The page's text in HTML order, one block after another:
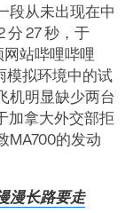
段从未出现在中
分 27 秒，于
网站哔哩哔哩
模拟环境中的试
机明显缺少两台
加拿大外交部拒
MA700的发动
漫长路要走